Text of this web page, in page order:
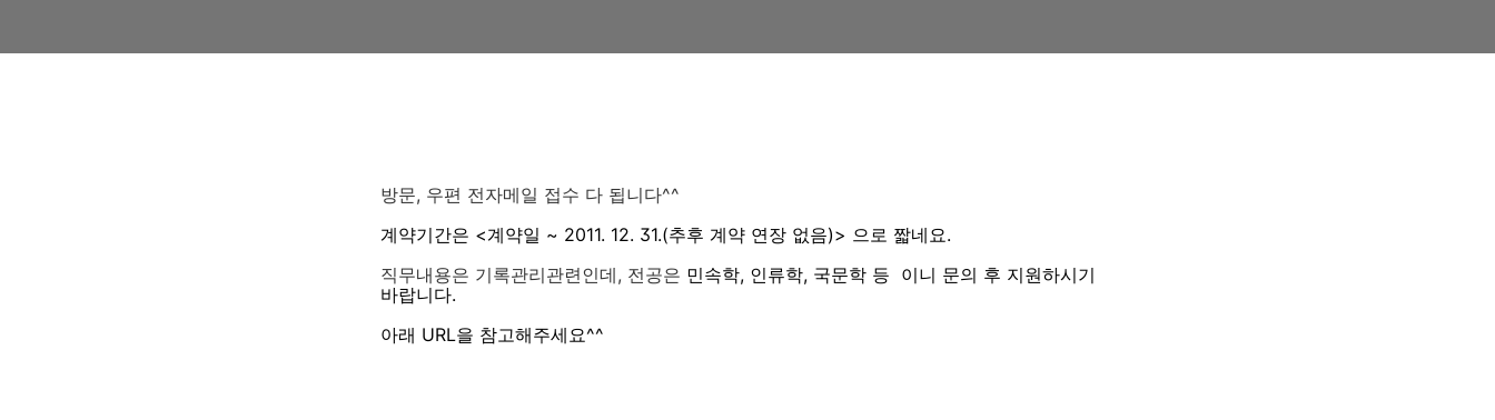
방문, 우편 전자메일 접수 다 됩니다^^
계약기간은 <계약일 ~ 2011. 12. 31.(추후 계약 연장 없음)> 으로 짧네요.
직무내용은 기록관리관련인데, 전공은 민속학, 인류학, 국문학 등 이니 문의 후 지원하시기
바랍니다.
아래 URL을 참고해주세요^^